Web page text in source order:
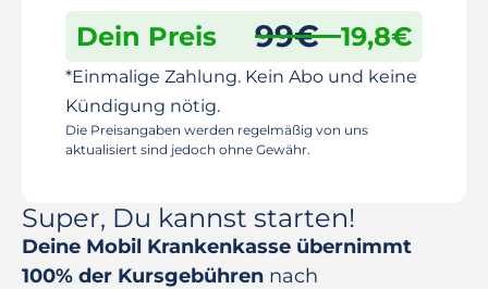
Dein Preis 99€ 19,8€
*Einmalige Zahlung. Kein Abo und keine
Kündigung nötig.
Die Preisangaben werden regelmäßig von uns
aktualisiert sind jedoch ohne Gewähr.
Super, Du kannst starten!
Deine Mobil Krankenkasse übernimmt
100% der Kursgebühren nach